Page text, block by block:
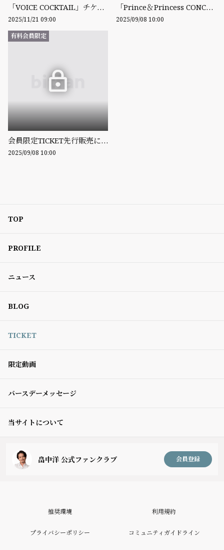
「VOICE COCKTAIL」チケット予約について
2025/11/21 09:00
「Prince＆Princess CONCERT」チケット先行販売
2025/09/08 10:00
有料会員限定
会員限定TICKET先行販売について
2025/09/08 10:00
TOP
PROFILE
ニュース
BLOG
TICKET
限定動画
バースデーメッセージ
当サイトについて
畠中洋 公式ファンクラブ 会員登録
推奨環境 利用規約
プライバシーポリシー コミュニティガイドライン